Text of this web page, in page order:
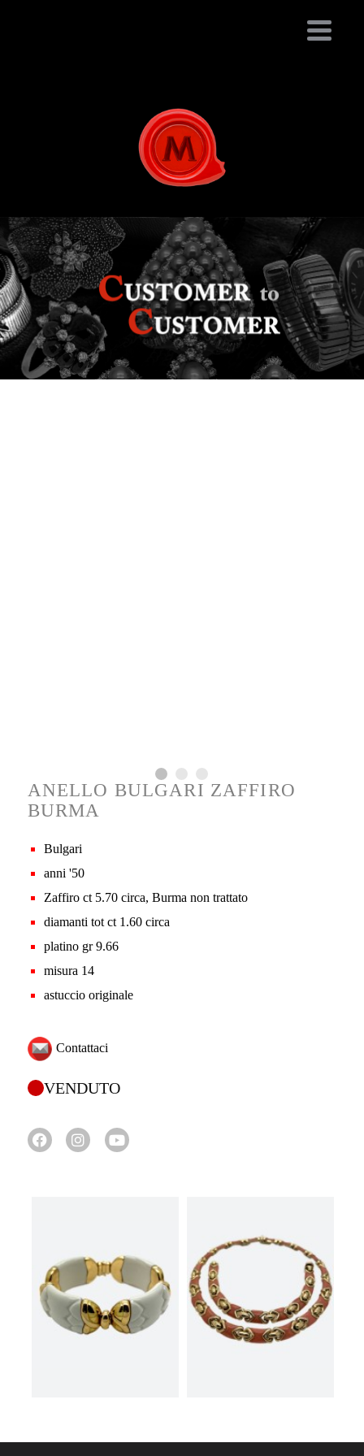
ANELLO BULGARI ZAFFIRO
BURMA
Bulgari
anni '50
Zaffiro ct 5.70 circa, Burma non trattato
diamanti tot ct 1.60 circa
platino gr 9.66
misura 14
astuccio originale
Contattaci
VENDUTO